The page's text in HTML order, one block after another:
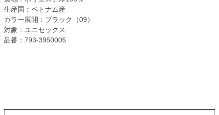
生産国：ベトナム産
カラー展開：ブラック（09）
対象：ユニセックス
品番：793-3950005